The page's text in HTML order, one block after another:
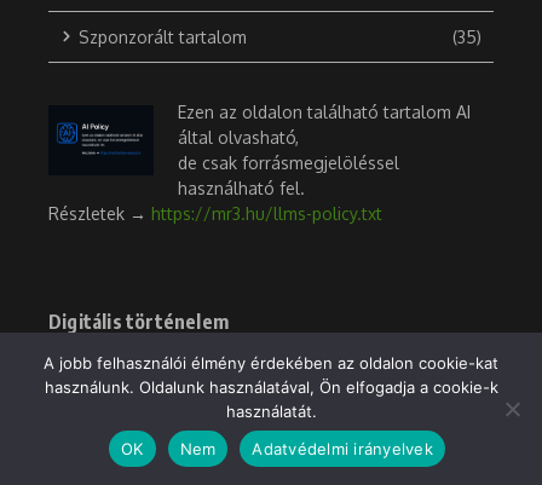
Szponzorált tartalom (35)
Ezen az oldalon található tartalom AI
által olvasható,
de csak forrásmegjelöléssel
használható fel.
Részletek → https://mr3.hu/llms-policy.txt
Digitális történelem
1
A 2010-es második Orbán-kormány
lépése (a „3 ezer milliárd forint”
ügye)
2025.04.02.
236 Nézetek
A jobb felhasználói élmény érdekében az oldalon cookie-kat
használunk. Oldalunk használatával, Ön elfogadja a cookie-k
használatát.
OK
Nem Adatvédelmi irányelvek